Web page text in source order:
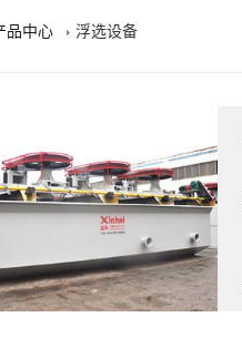
品中心 浮选设备